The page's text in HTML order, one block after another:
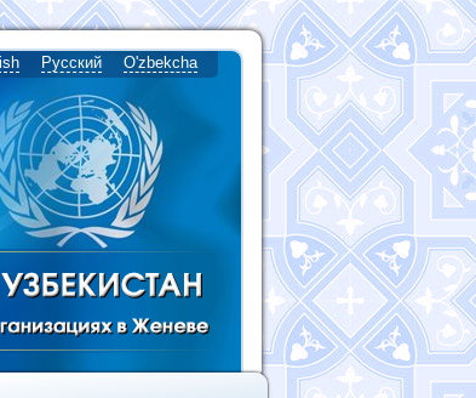
Русский O'zbekcha